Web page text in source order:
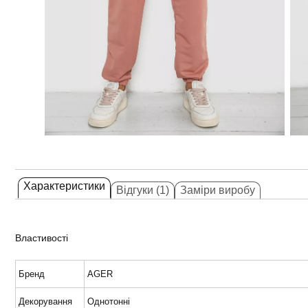
Характеристики Відгуки (1) Заміри виробу
Властивості
Бренд AGER
Декорування Однотонні